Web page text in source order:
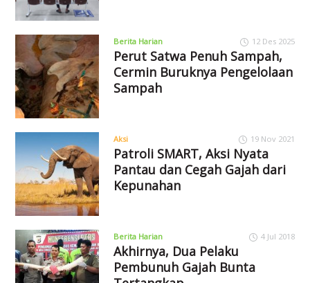
Berita Harian 12 Des 2025
Perut Satwa Penuh Sampah,
Cermin Buruknya Pengelolaan
Sampah
Aksi 19 Nov 2021
Patroli SMART, Aksi Nyata
Pantau dan Cegah Gajah dari
Kepunahan
Berita Harian 4 Jul 2018
Akhirnya, Dua Pelaku
Pembunuh Gajah Bunta